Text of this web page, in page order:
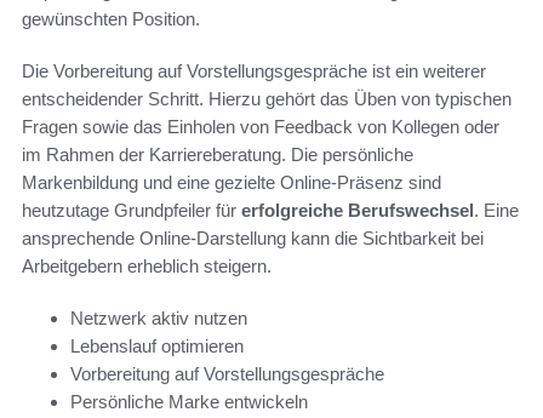
gewünschten Position.
Die Vorbereitung auf Vorstellungsgespräche ist ein weiterer
entscheidender Schritt. Hierzu gehört das Üben von typischen
Fragen sowie das Einholen von Feedback von Kollegen oder
im Rahmen der Karriereberatung. Die persönliche
Markenbildung und eine gezielte Online-Präsenz sind
heutzutage Grundpfeiler für erfolgreiche Berufswechsel. Eine
ansprechende Online-Darstellung kann die Sichtbarkeit bei
Arbeitgebern erheblich steigern.
Netzwerk aktiv nutzen
Lebenslauf optimieren
Vorbereitung auf Vorstellungsgespräche
Persönliche Marke entwickeln